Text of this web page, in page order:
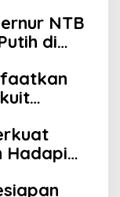
NTB
di
Hadapi